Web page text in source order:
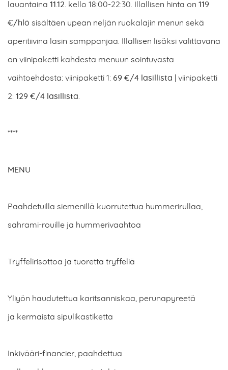
lauantaina 11.12. kello 18:00-22:30. Illallisen hinta on 119
€/hlö sisältäen upean neljän ruokalajin menun sekä
aperitiivina lasin samppanjaa. Illallisen lisäksi valittavana
on viinipaketti kahdesta menuun sointuvasta
vaihtoehdosta: viinipaketti 1: 69 €/4 lasillista | viinipaketti
2: 129 €/4 lasillista
****
MENU
Paahdetuilla siemenillä kuorrutettua hummerirullaa,
sahrami-rouille ja hummerivaahtoa
Tryffelirisottoa ja tuoretta tryffeliä
Yliyön haudutettua karitsanniskaa, perunapyreetä
ja kermaista sipulikastiketta
Inkivääri-financier, paahdettua